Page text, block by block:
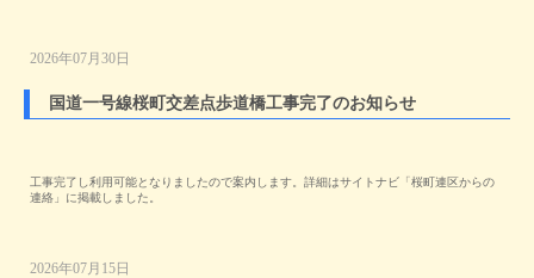
2026年07月30日
国道一号線桜町交差点歩道橋工事完了のお知らせ
工事完了し利用可能となりましたので案内します。詳細はサイトナビ「桜町連区からの
連絡」に掲載しました。
2026年07月15日